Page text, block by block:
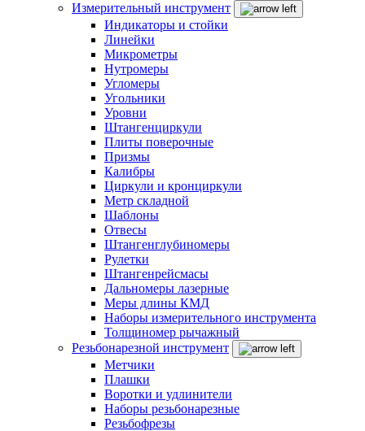
Измерительный инструмент
Индикаторы и стойки
Линейки
Микрометры
Нутромеры
Угломеры
Угольники
Уровни
Штангенциркули
Плиты поверочные
Призмы
Калибры
Циркули и кронциркули
Метр складной
Шаблоны
Отвесы
Штангенглубиномеры
Рулетки
Штангенрейсмасы
Дальномеры лазерные
Меры длины КМД
Наборы измерительного инструмента
Толщиномер рычажный
Резьбонарезной инструмент
Метчики
Плашки
Воротки и удлинители
Наборы резьбонарезные
Резьбофрезы